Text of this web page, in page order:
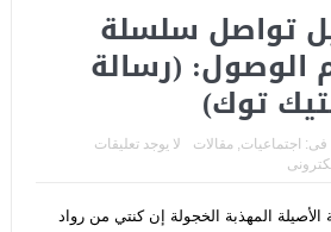
تواصل سلسلة
الوصول: (رسالة
توك)
فى: اجتماعيات مقالات
لا يوجد تعليقات
المهذبة الخجولة إن كنتي من رواد